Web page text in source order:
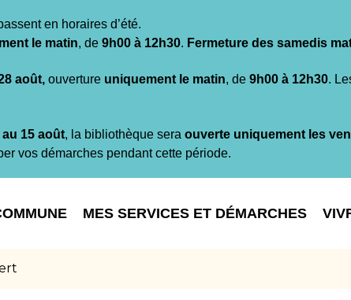
en horaires d’été.
le matin, de 9h00 à 12h30. Fermeture des samedis
août, ouverture uniquement le matin, de 9h00 à 12h30.
15 août, la bibliothèque sera ouverte uniquement les
vos démarches pendant cette période.
MES SERVICES ET DÉMARCHES